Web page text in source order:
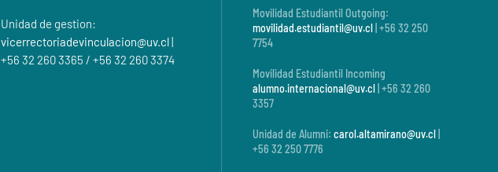
Unidad de gestion:
vicerrectoriadevinculacion@uv.cl|
+56 32 260 3365 / +56 32 260 3374
Movilidad Estudiantil Outgoing:
movilidad.estudiantil@uv.cl | +56 32 250
7754
Movilidad Estudiantil Incoming
alumno.internacional@uv.cl | +56 32 260
3357
Unidad de Alumni: carol.altamirano@uv.cl
+56 32 250 7776